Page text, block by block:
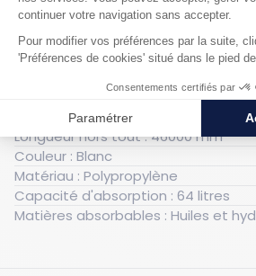
Caractéristiques
Générales
Largeur hors tout : 380 mm
Longueur hors tout : 46000 mm
Couleur : Blanc
Matériau : Polypropylène
Capacité d'absorption : 64 litres
Matières absorbables : Huiles et